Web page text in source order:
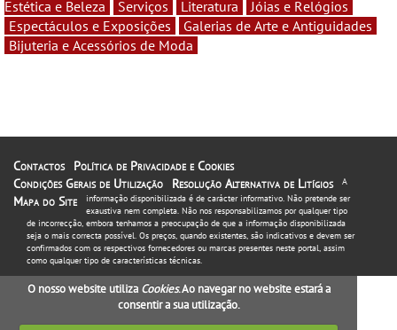
Estética e Beleza
Serviços Literatura
Jóias e Relógios
Espectáculos e Exposições
Galerias de Arte e Antiguidades
Bijuteria e Acessórios de Moda
Contactos
Política de Privacidade e Cookies
Condições Gerais de Utilização
Resolução Alternativa de Litígios
Mapa do Site
A
informação disponibilizada é de carácter informativo. Não pretende ser
exaustiva nem completa. Não nos responsabilizamos por qualquer tipo
de incorrecção, embora tenhamos a preocupação de que a informação disponibilizada
seja o mais correcta possível. Os preços, quando existentes, são indicativos e devem ser
confirmados com os respectivos fornecedores ou marcas presentes neste portal, assim
como qualquer tipo de características técnicas.
O nosso website utiliza Cookies. Ao navegar no website estará a
consentir a sua utilização.